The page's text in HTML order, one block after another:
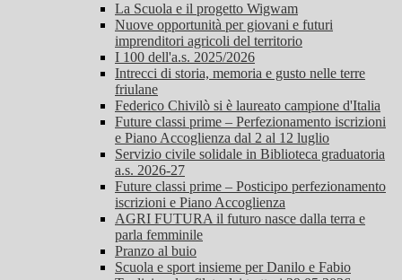
La Scuola e il progetto Wigwam
Nuove opportunità per giovani e futuri
imprenditori agricoli del territorio
I 100 dell'a.s. 2025/2026
Intrecci di storia, memoria e gusto nelle terre
friulane
Federico Chivilò si è laureato campione d'Italia
Future classi prime – Perfezionamento iscrizioni
e Piano Accoglienza dal 2 al 12 luglio
Servizio civile solidale in Biblioteca graduatoria
a.s. 2026-27
Future classi prime – Posticipo perfezionamento
iscrizioni e Piano Accoglienza
AGRI FUTURA il futuro nasce dalla terra e
parla femminile
Pranzo al buio
Scuola e sport insieme per Danilo e Fabio